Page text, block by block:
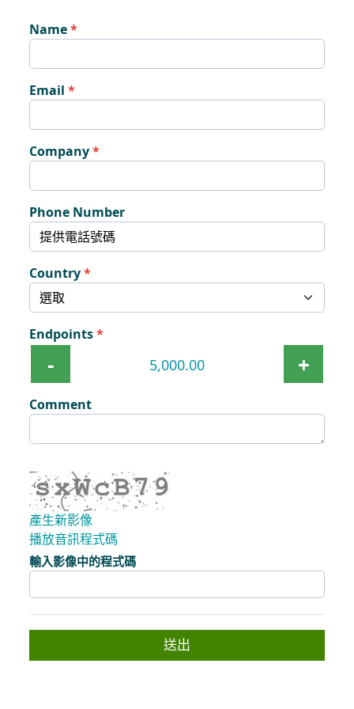
Name
Email
Company
Phone Number
Country
Endpoints
- +
Comment
產生新影像
播放音訊程式碼
新影像已準備就緒
輸入影像中的程式碼